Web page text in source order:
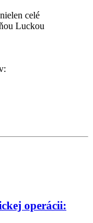
celé
Luckou
operácii: